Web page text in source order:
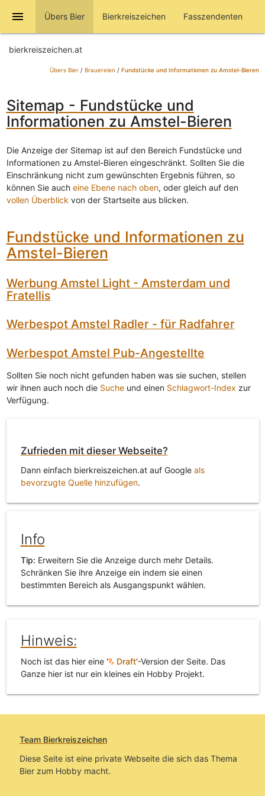
menu Übers Bier Bierkreiszeichen Fasszendenten
bierkreiszeichen.at
Übers Bier/ Brauereien / Fundstücke und Informationen zu Amstel-Bieren
Sitemap - Fundstücke und
Informationen zu Amstel-Bieren
Die Anzeige der Sitemap ist auf den Bereich Fundstücke und
Informationen zu Amstel-Bieren eingeschränkt. Sollten Sie die
Einschränkung nicht zum gewünschten Ergebnis führen, so
können Sie auch eine Ebene nach oben, oder gleich auf den
vollen Überblick von der Startseite aus blicken.
Fundstücke und Informationen zu
Amstel-Bieren
Werbung Amstel Light - Amsterdam und
Fratellis
Werbespot Amstel Radler - für Radfahrer
Werbespot Amstel Pub-Angestellte
Sollten Sie noch nicht gefunden haben was sie suchen, stellen
wir ihnen auch noch die Sucheund einen Schlagwort-Index zur
Verfügung.
Zufrieden mit dieser Webseite?
Dann einfach bierkreiszeichen.at auf Google als
bevorzugte Quelle hinzufügen.
Info
Tip: Erweitern Sie die Anzeige durch mehr Details.
Schränken Sie ihre Anzeige ein indem sie einen
bestimmten Bereich als Ausgangspunkt wählen.
Hinweis:
Noch ist das hier eine ' Draft'-Version der Seite. Das
Ganze hier ist nur ein kleines ein Hobby Projekt.
Team Bierkreiszeichen
Diese Seite ist eine private Webseite die sich das Thema
Bier zum Hobby macht.